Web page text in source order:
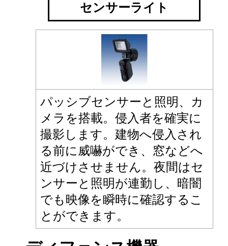
センサーライト
パッシブセンサーと照明、カ
メラを搭載。侵入者を確実に
撮影します。建物へ侵入され
る前に威嚇ができ、窓などへ
近づけさせません。夜間はセ
ンサーと照明が連勤し、暗闇
でも映像を瞬時に確認するこ
とができます。